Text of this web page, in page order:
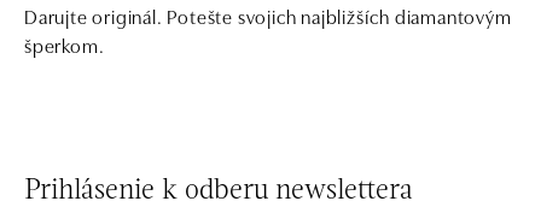
Darujte originál. Potešte svojich najbližších diamantovým
šperkom.
Prihlásenie k odberu newslettera